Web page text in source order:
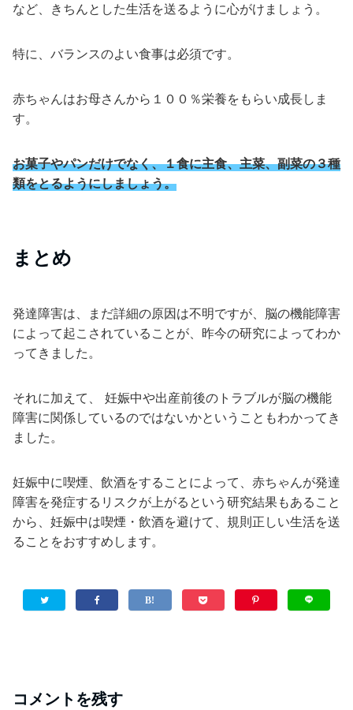
など、きちんとした生活を送るように心がけましょう。
特に、バランスのよい食事は必須です。
赤ちゃんはお母さんから１００％栄養をもらい成長しま
す。
お菓子やパンだけでなく、１食に主食、主菜、副菜の３種
類をとるようにしましょう。
まとめ
発達障害は、まだ詳細の原因は不明ですが、脳の機能障害
によって起こされていることが、昨今の研究によってわか
ってきました。
それに加えて、 妊娠中や出産前後のトラブルが脳の機能
障害に関係しているのではないかということもわかってき
ました。
妊娠中に喫煙、飲酒をすることによって、赤ちゃんが発達
障害を発症するリスクが上がるという研究結果もあること
から、妊娠中は喫煙・飲酒を避けて、規則正しい生活を送
ることをおすすめします。
コメントを残す